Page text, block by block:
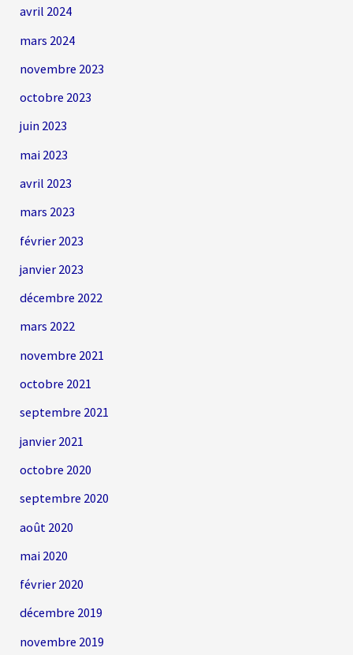
avril 2024
mars 2024
novembre 2023
octobre 2023
juin 2023
mai 2023
avril 2023
mars 2023
février 2023
janvier 2023
décembre 2022
mars 2022
novembre 2021
octobre 2021
septembre 2021
janvier 2021
octobre 2020
septembre 2020
août 2020
mai 2020
février 2020
décembre 2019
novembre 2019